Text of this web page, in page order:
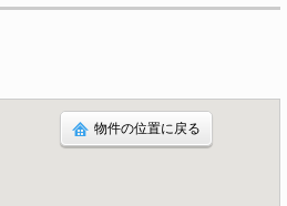
物件の位置に戻る